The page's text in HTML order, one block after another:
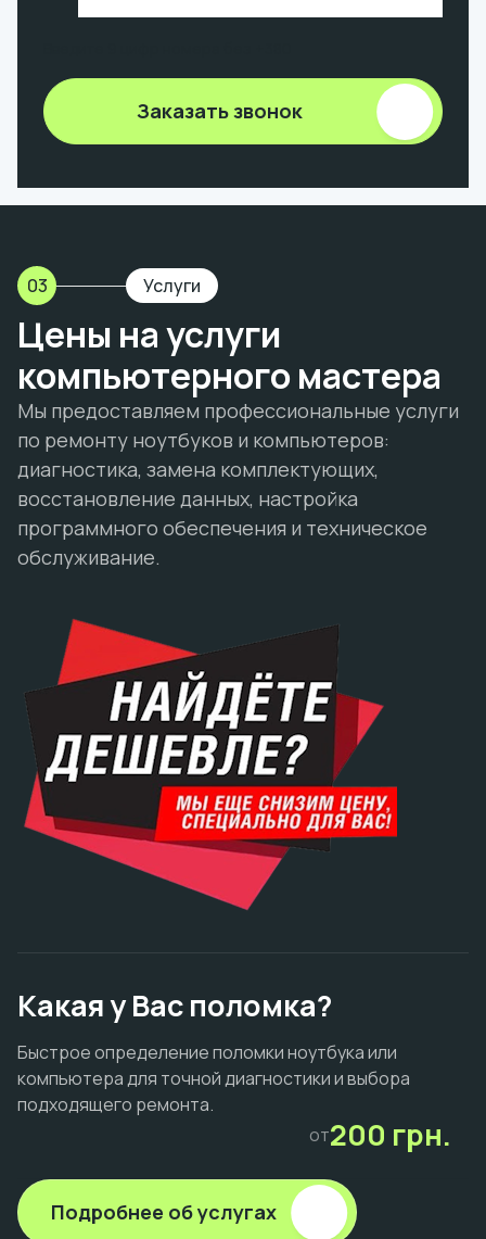
Заказать звонок
03 Услуги
Цены на услуги
компьютерного мастера
Мы предоставляем профессиональные услуги
по ремонту ноутбуков и компьютеров:
диагностика, замена комплектующих,
восстановление данных, настройка
программного обеспечения и техническое
обслуживание.
Какая у Вас поломка?
Быстрое определение поломки ноутбука или
компьютера для точной диагностики и выбора
подходящего ремонта.
от200 грн.
Подробнее об услугах